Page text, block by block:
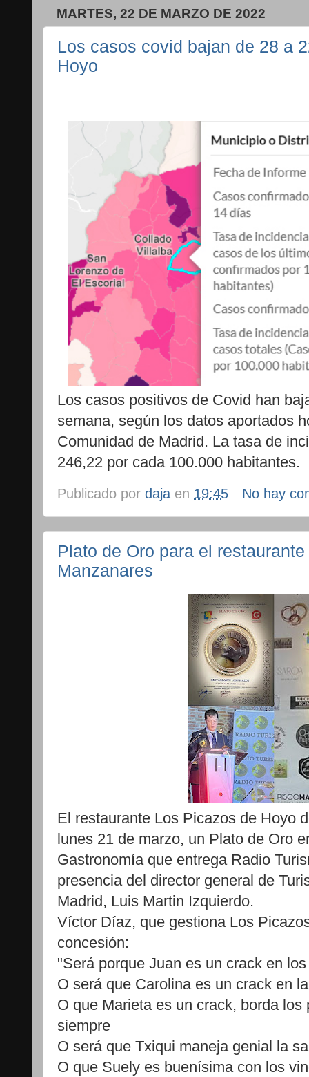
MARTES, 22 DE MARZO DE 2022
Los casos covid bajan de 28 a
Hoyo
Los casos positivos de Covid han
semana, según los datos aportados
Comunidad de Madrid. La tasa de
246,22 por cada 100.000 habitantes.
Publicado por daja en 19:45 No hay
Plato de Oro para el
Manzanares
El restaurante Los Picazos de Hoyo
lunes 21 de marzo, un Plato de Oro
Gastronomía que entrega Radio
presencia del director general de
Madrid, Luis Martin Izquierdo.
Víctor Díaz, que gestiona Los
concesión:
"Será porque Juan es un crack en
O será que Carolina es un crack en
O que Marieta es un crack, borda los
siempre
O será que Txiqui maneja genial la
O que Suely es buenísima con los